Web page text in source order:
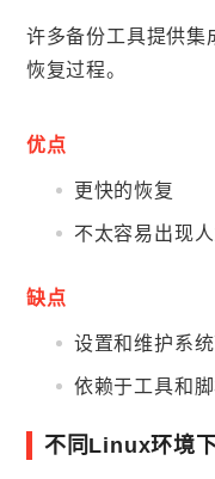
许多备份工具提供集
恢复过程。
优点
更快的恢复
不太容易出现
缺点
设置和维护系
依赖于工具和
不同Linux环境